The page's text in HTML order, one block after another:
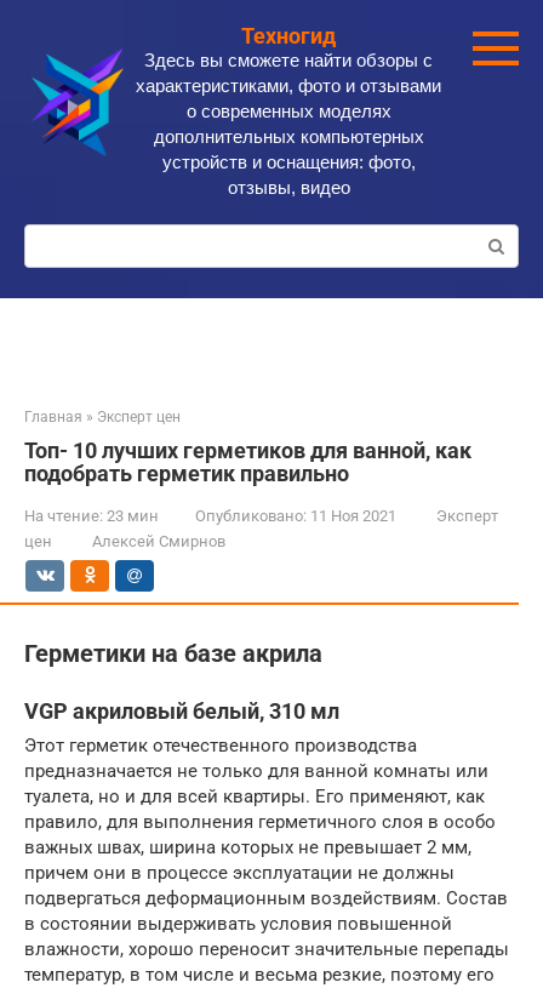
контенту
Техногид
Здесь вы сможете найти обзоры с
характеристиками, фото и отзывами
о современных моделях
дополнительных компьютерных
устройств и оснащения: фото,
отзывы, видео
Поиск:
Главная » Эксперт цен
Топ- 10 лучших герметиков для ванной, как
подобрать герметик правильно
На чтение: 23 мин Опубликовано: 11 Ноя 2021
Эксперт
цен
Алексей Смирнов
Герметики на базе акрила
VGP акриловый белый, 310 мл
Этот герметик отечественного производства
предназначается не только для ванной комнаты или
туалета, но и для всей квартиры. Его применяют, как
правило, для выполнения герметичного слоя в особо
важных швах, ширина которых не превышает 2 мм,
причем они в процессе эксплуатации не должны
подвергаться деформационным воздействиям. Состав
в состоянии выдерживать условия повышенной
влажности, хорошо переносит значительные перепады
температур, в том числе и весьма резкие, поэтому его